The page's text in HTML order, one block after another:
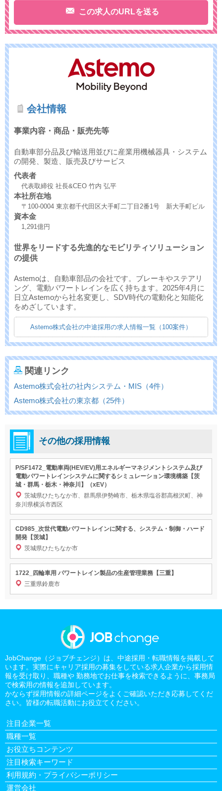
この求人のURLを送る
会社情報
事業内容・商品・販売先等
自動車部分品及び輸送用並びに産業用機械器具・システム
の開発、製造、販売及びサービス
代表者
代表取締役 社長&CEO 竹内 弘平
本社所在地
〒100-0004 東京都千代田区大手町二丁目2番1号 新大手町ビル
資本金
1,291億円
世界をリードする先進的なモビリティソリューション
の提供
Astemoは、自動車部品の会社です。ブレーキやステアリ
ング、電動パワートレインを広く持ちます。2025年4月に
日立Astemoから社名変更し、SDV時代の電動化と知能化
をめざしています。
Astemo株式会社の中途採用の求人情報一覧（100案件）
関連リンク
Astemo株式会社の社内システム・MIS（4件）
Astemo株式会社の東京都（25件）
その他の採用情報
P/SF1472_電動車両(HEV/EV)用エネルギーマネジメントシステム及び
電動パワートレインシステムに関するシミュレーション環境構築【茨
城・群馬・栃木・神奈川】（xEV）
茨城県ひたちなか市、群馬県伊勢崎市、栃木県塩谷郡高根沢町、神
奈川県横浜市西区
CD985_次世代電動パワートレインに関する、システム・制御・ハード
開発【茨城】
茨城県ひたちなか市
1722_四輪車用 パワートレイン製品の生産管理業務【三重】
三重県鈴鹿市
JobChange（ジョブチェンジ）は、中途採用・転職情報を掲載して
います。実際にキャリア採用の募集をしている求人企業から採用情
報を受け取り、職種や 勤務地でお仕事を検索できるように、事務局
で検索用の情報を追加しています。
かならず採用情報の詳細ページをよくご確認いただき応募してくだ
さい。皆様の転職活動にお役立てください。
注目企業一覧
職種一覧
お役立ちコンテンツ
注目検索キーワード
利用規約・プライバシーポリシー
運営会社